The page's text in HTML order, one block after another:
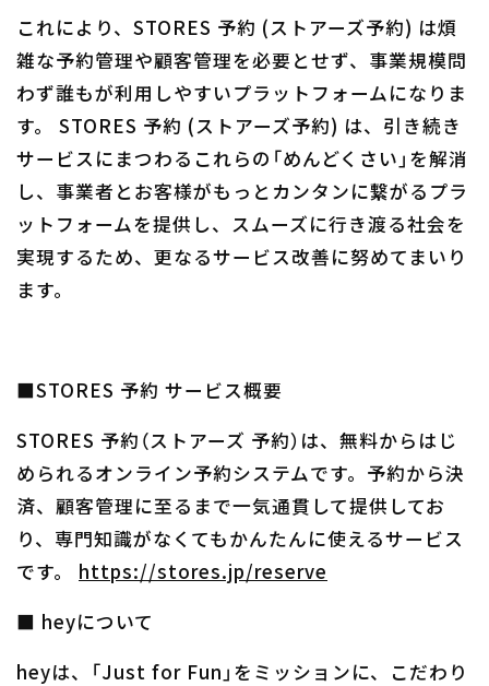
これにより、STORES 予約 (ストアーズ予約) は煩
雑な予約管理や顧客管理を必要とせず、事業規模問
わず誰もが利用しやすいプラットフォームになりま
す。 STORES 予約 (ストアーズ予約) は、引き続き
サービスにまつわるこれらの「めんどくさい」を解消
し、事業者とお客様がもっとカンタンに繋がるプラ
ットフォームを提供し、スムーズに行き渡る社会を
実現するため、更なるサービス改善に努めてまいり
ます。
■STORES 予約 サービス概要
STORES 予約（ストアーズ 予約）は、無料からはじ
められるオンライン予約システムです。予約から決
済、顧客管理に至るまで一気通貫して提供してお
り、専門知識がなくてもかんたんに使えるサービス
です。 https://stores.jp/reserve
■ heyについて
heyは、「Just for Fun」をミッションに、こだわり